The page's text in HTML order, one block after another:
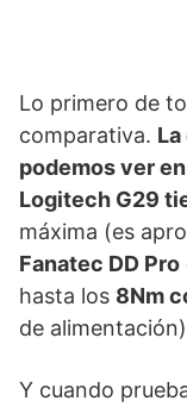
Lo primero de
comparativa.
podemos ver
Logitech G29
máxima (es
Fanatec DD Pro
hasta los 8Nm
de
Y cuando